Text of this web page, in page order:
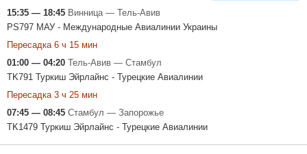
15:35 — 18:45 Винница — Тель-Авив
PS797 МАУ - Международные Авиалинии Украины
Пересадка 6 ч 15 мин
01:00 — 04:20 Тель-Авив — Стамбул
TK791 Туркиш Эйрлайнс - Турецкие Авиалинии
Пересадка 3 ч 25 мин
07:45 — 08:45 Стамбул — Запорожье
TK1479 Туркиш Эйрлайнс - Турецкие Авиалинии